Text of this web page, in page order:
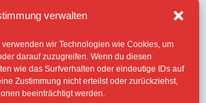
verwalten
wir Technologien wie Cookies, um
darauf zuzugreifen. Wenn du diesen
wie das Surfverhalten oder eindeutige IDs auf
Zustimmung nicht erteilst oder zurückziehst,
beeinträchtigt werden.
NICHT ANDERS